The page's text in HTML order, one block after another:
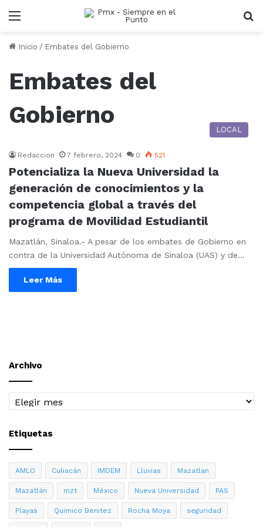
Menu
Inicio / Embates del Gobierno
Embates del
Gobierno
LOCAL
Redaccion 7 febrero, 2024 0 521
Potencializa la Nueva Universidad la
generación de conocimientos y la
competencia global a través del
programa de Movilidad Estudiantil
Mazatlán, Sinaloa.- A pesar de los embates de Gobierno en
contra de la Universidad Autónoma de Sinaloa (UAS) y de…
Leer Más
Archivo
Archivo
Etiquetas
AMLO Culiacán IMDEM Lluvias Mazatlan
Mazatlán mzt México Nueva Universidad PAS
Playas Quimico Benitez Rocha Moya seguridad